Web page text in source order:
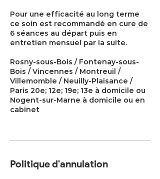
Pour une efficacité au long terme
ce soin est recommandé en cure de
6 séances au départ puis en
entretien mensuel par la suite.
Rosny-sous-Bois / Fontenay-sous-
Bois / Vincennes / Montreuil /
Villemomble / Neuilly-Plaisance /
Paris 20e; 12e; 19e; 13e à domicile ou
Nogent-sur-Marne à domicile ou en
cabinet
Politique d'annulation